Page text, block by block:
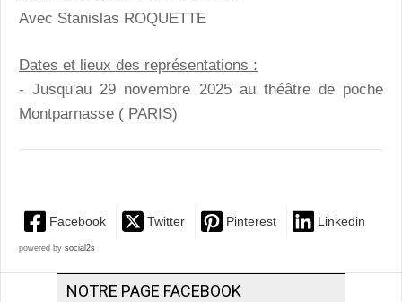
Avec Stanislas ROQUETTE
Dates et lieux des représentations :
- Jusqu'au 29 novembre 2025 au théâtre de poche
Montparnasse ( PARIS)
Facebook Twitter Pinterest Linkedin
powered by social2s
NOTRE PAGE FACEBOOK